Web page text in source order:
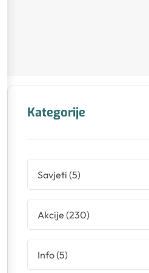
Kategorije
Savjeti (5)
Akcije (230)
Info(5)